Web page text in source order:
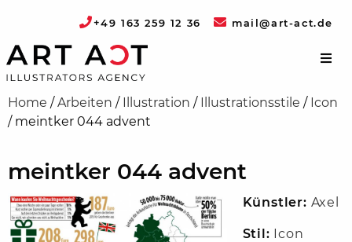
+49 163 259 12 36 mail@art-act.de
Home /Arbeiten / Illustration / Illustrationsstile / Icon
/ meintker 044 advent
meintker 044 advent
Künstler: Axel
Stil: Icon